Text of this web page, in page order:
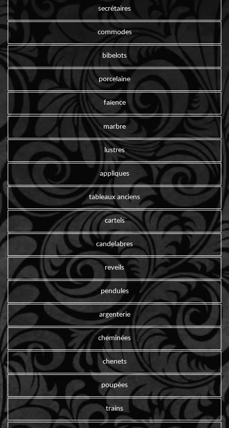
secrétaires
commodes
bibelots
porcelaine
faïence
marbre
lustres
appliques
tableaux anciens
cartels
candelabres
reveils
pendules
argenterie
cheminées
chenets
poupées
trains